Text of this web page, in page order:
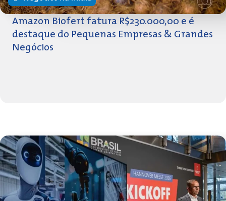
Amazon Biofert fatura R$230.000,00 e é
destaque do Pequenas Empresas & Grandes
Negócios